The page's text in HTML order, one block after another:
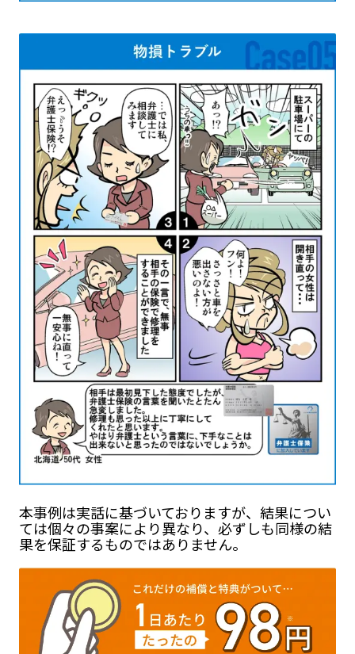
本事例は実話に基づいておりますが、結果につい
ては個々の事案により異なり、必ずしも同様の結
果を保証するものではありません。